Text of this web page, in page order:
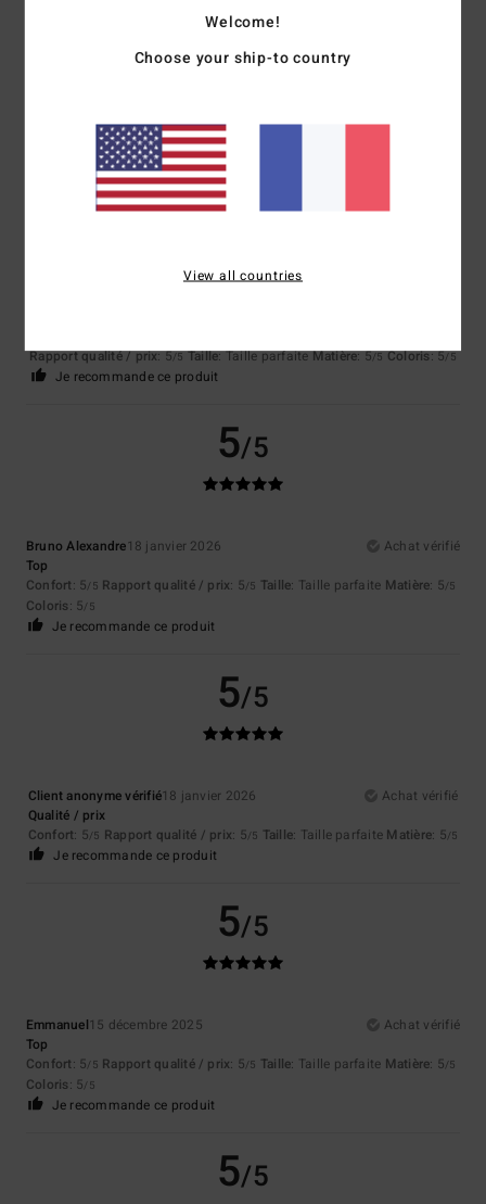
Client anonyme vérifié25 janvier 2026
Je recommande ce produit
5 /5
Rapport qualité / prix: 5/5 Taille: Taille parfaiteMatière: 5/5 Coloris: 5/5
Je recommande ce produit
5/5
Bruno Alexandre18 janvier 2026
Achat vérifié
Top
Confort: 5/5 Rapport qualité / prix: 5/5 Taille: Taille parfaite Matière: 5/5
Coloris: 5/5
Je recommande ce produit
5/5
Client anonyme vérifié18 janvier 2026
Achat vérifié
Qualité / prix
Confort: 5/5 Rapport qualité / prix: 5/5 Taille: Taille parfaite Matière: 5/5
Je recommande ce produit
5/5
Emmanuel15 décembre 2025
Achat vérifié
Top
Confort: 5/5 Rapport qualité / prix: 5/5 Taille: Taille parfaite Matière: 5/5
Coloris: 5/5
Je recommande ce produit
5/5
Welcome!
Choose your ship-to country
View all countries